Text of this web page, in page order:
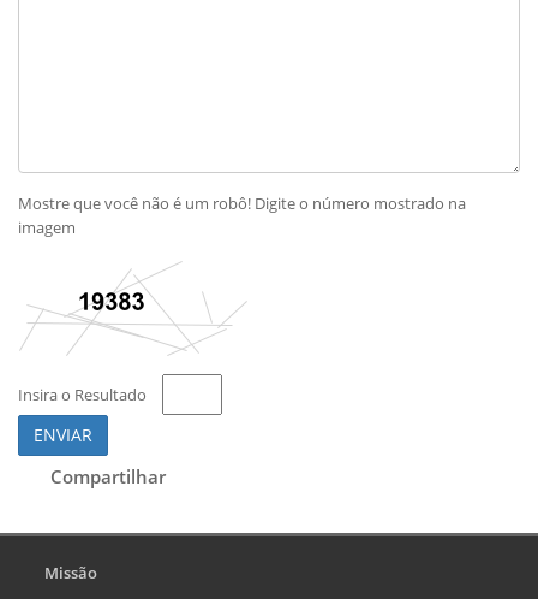
Mostre que você não é um robô! Digite o número mostrado na
imagem
Insira o Resultado
ENVIAR
Compartilhar
Missão